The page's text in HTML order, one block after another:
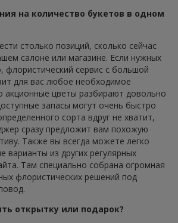
на количество букетов в одном
столько позиций, сколько сейчас
салоне или магазине. Если нужных
флористический сервис с большой
для вас любое необходимое
акционные цветы разбирают довольно
запасы могут очень быстро
сорта вдруг не хватит,
сразу предложит вам похожую
Также вы всегда можете легко
варианты из других регулярных
Там специально собрана огромная
флористических решений под
открытку или подарок?